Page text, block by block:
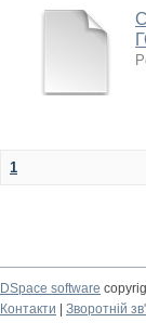
1
DSpace software
Контакти
Зворотній